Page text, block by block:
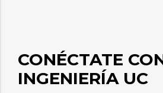
CONÉCTATE
INGENIERÍA UC